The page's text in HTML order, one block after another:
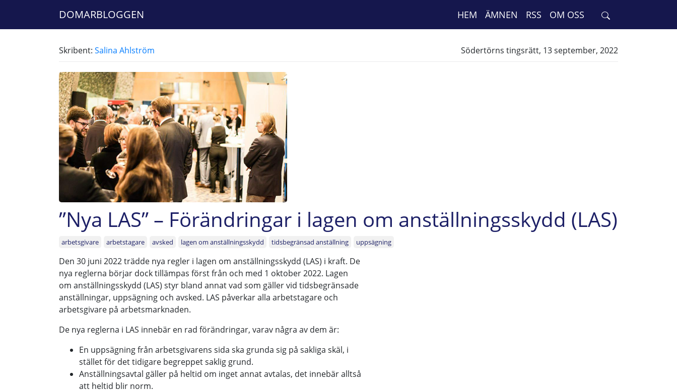
DOMARBLOGGEN HEM ÄMNEN RSS OM OSS
Skribent: Salina Ahlström Södertörns tingsrätt, 13 september, 2022
”Nya LAS” – Förändringar i lagen om anställningsskydd (LAS)
arbetsgivare arbetstagare avsked lagen om anställningsskydd tidsbegränsad anställning uppsägning
Den 30 juni 2022 trädde nya regler i lagen om anställningsskydd (LAS) i kraft. De
nya reglerna börjar dock tillämpas först från och med 1 oktober 2022. Lagen
om anställningsskydd (LAS) styr bland annat vad som gäller vid tidsbegränsade
anställningar, uppsägning och avsked. LAS påverkar alla arbetstagare och
arbetsgivare på arbetsmarknaden.
De nya reglerna i LAS innebär en rad förändringar, varav några av dem är:
En uppsägning från arbetsgivarens sida ska grunda sig på sakliga skäl, i
stället för det tidigare begreppet saklig grund.
Anställningsavtal gäller på heltid om inget annat avtalas, det innebär alltså
att heltid blir norm.